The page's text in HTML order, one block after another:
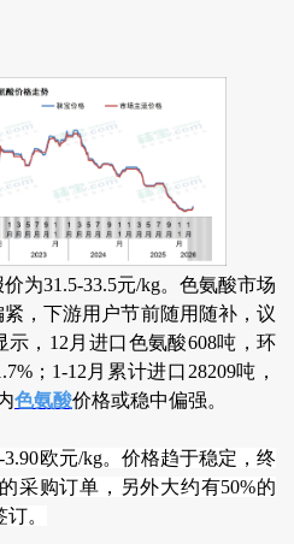
为31.5-33.5元/kg。色氨酸市场
，下游用户节前随用随补，议
，12月进口色氨酸608吨，环
；1-12月累计进口28209吨，
色氨酸价格或稳中偏强。
欧元/kg。价格趋于稳定，终
采购订单，另外大约有50%的
。